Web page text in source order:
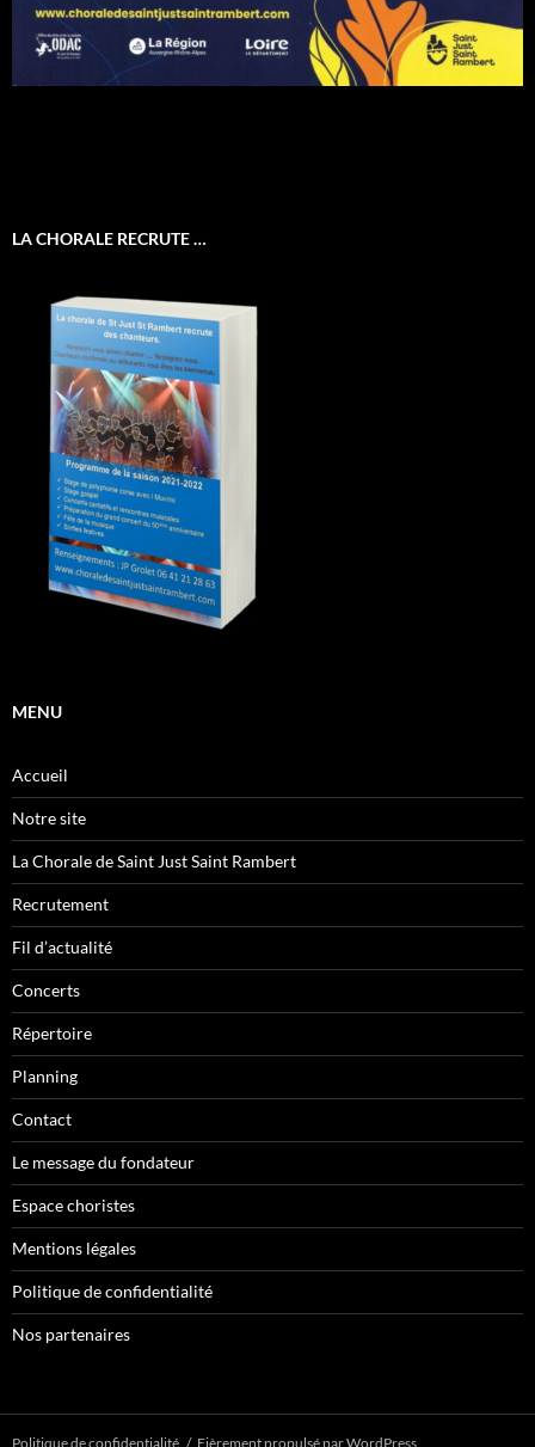
LA CHORALE RECRUTE …
MENU
Accueil
Notre site
La Chorale de Saint Just Saint Rambert
Recrutement
Fil d’actualité
Concerts
Répertoire
Planning
Contact
Le message du fondateur
Espace choristes
Mentions légales
Politique de confidentialité
Nos partenaires
Politique de confidentialité Fièrement propulsé par WordPress